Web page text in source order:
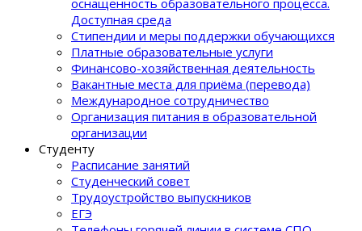
оснащенность образовательного процеcса.
Доступная среда
Стипендии и меры поддержки обучающихся
Платные образовательные услуги
Финансово-хозяйственная деятельность
Вакантные места для приёма (перевода)
Международное сотрудничество
Организация питания в образовательной
организации
Студенту
Расписание занятий
Студенческий совет
Трудоустройство выпускников
ЕГЭ